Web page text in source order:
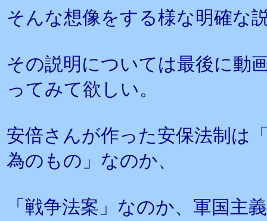
そんな想像をする様な明確な
その説明については最後に動
ってみて欲しい。
安倍さんが作った安保法制は
為のもの」なのか、
「戦争法案」なのか、軍国主